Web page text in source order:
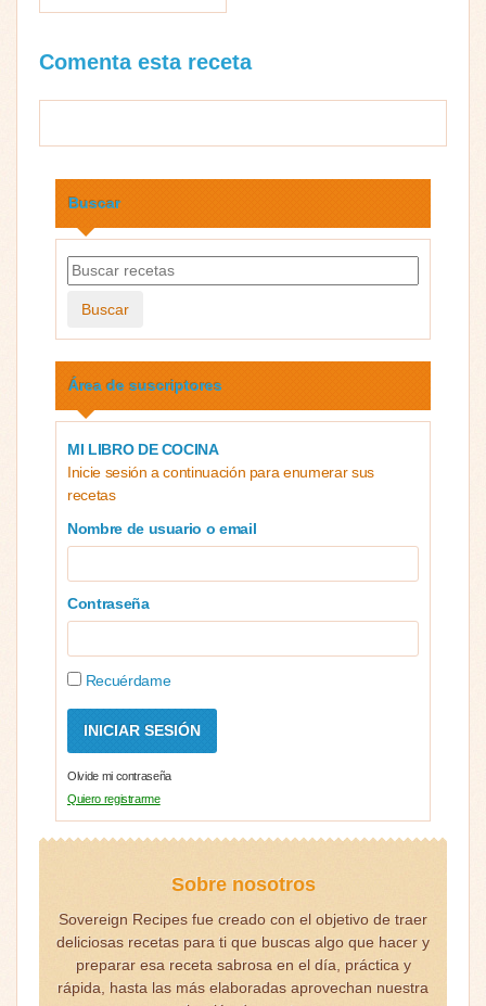
Comenta esta receta
Buscar
Buscar
Área de suscriptores
MI LIBRO DE COCINA
Inicie sesión a continuación para enumerar sus
recetas
Nombre de usuario o email
Contraseña
Recuérdame
Olvide mi contraseña
Quiero registrarme
Sobre nosotros
Sovereign Recipes fue creado con el objetivo de traer
deliciosas recetas para ti que buscas algo que hacer y
preparar esa receta sabrosa en el día, práctica y
rápida, hasta las más elaboradas aprovechan nuestra